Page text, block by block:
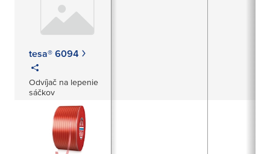
tesa® 6094
Odvíjač na lepenie
sáčkov